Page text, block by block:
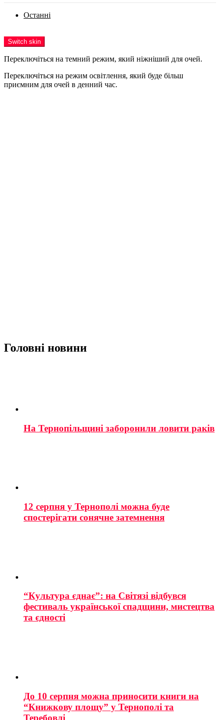
Останні
Switch skin
Переключіться на темний режим, який ніжніший для очей.
Переключіться на режим освітлення, який буде більш
приємним для очей в денний час.
Головні новини
На Тернопільщині заборонили ловити раків
12 серпня у Тернополі можна буде
спостерігати сонячне затемнення
“Культура єднає”: на Світязі відбувся
фестиваль української спадщини, мистецтва
та єдності
До 10 серпня можна приносити книги на
“Книжкову площу” у Тернополі та
Теребовлі